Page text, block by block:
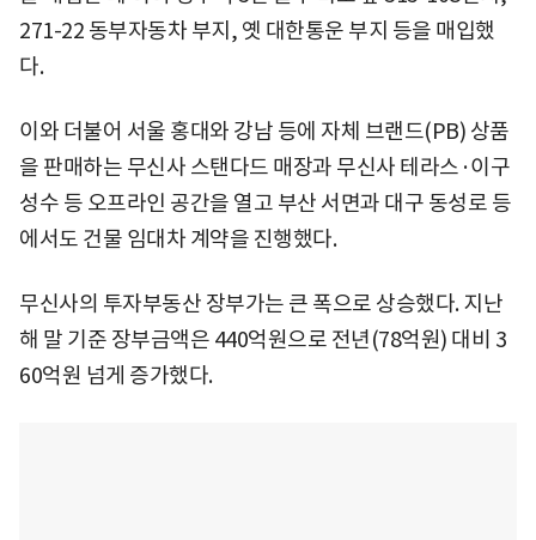
271-22 동부자동차 부지, 옛 대한통운 부지 등을 매입했
다.
이와 더불어 서울 홍대와 강남 등에 자체 브랜드(PB) 상품
을 판매하는 무신사 스탠다드 매장과 무신사 테라스·이구
성수 등 오프라인 공간을 열고 부산 서면과 대구 동성로 등
에서도 건물 임대차 계약을 진행했다.
무신사의 투자부동산 장부가는 큰 폭으로 상승했다. 지난
해 말 기준 장부금액은 440억원으로 전년(78억원) 대비 3
60억원 넘게 증가했다.